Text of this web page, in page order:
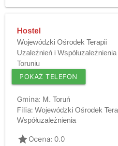
Hostel
Wojewódzki Ośrodek Terapii
Uzależnień i Współuzależnienia
Toruniu
POKAŻ TELEFON
Gmina: M. Toruń
Filia: Wojewódzki Ośrodek
Współuzależnienia
gradeOcena: 0.0